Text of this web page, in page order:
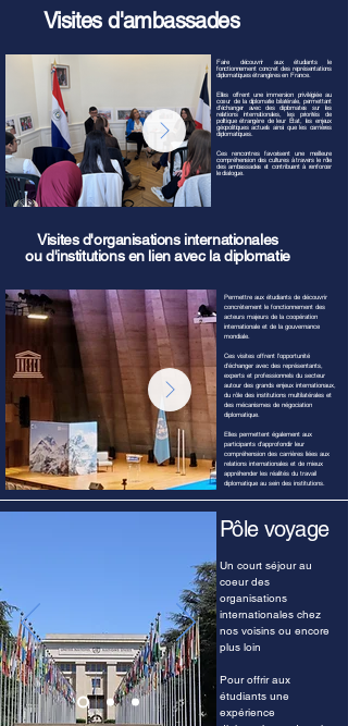
Visites d'ambassades
Faire découvrir aux étudiants le
fonctionnement concret des représentations
diplomatiques étrangères en France.
Elles offrent une immersion privilégiée au
cœur de la diplomatie bilatérale, permettant
d'échanger avec des diplomates sur les
relations internationales, les priorités de
politique étrangère de leur État, les enjeux
géopolitiques actuels ainsi que les carrières
diplomatiques.
Ces rencontres favorisent une meilleure
compréhension des cultures à travers le rôle
des ambassades et contribuent à renforcer
le dialogue.
Visites d'organisations internationales
ou d'institutions en lien avec la diplomatie
Permettre aux étudiants de découvrir
concrètement le fonctionnement des
acteurs majeurs de la coopération
internationale et de la gouvernance
mondiale.
Ces visites offrent l'opportunité
d'échanger avec des représentants,
experts et professionnels du secteur
autour des grands enjeux internationaux,
du rôle des institutions multilatérales et
des mécanismes de négociation
diplomatique.
Elles permettent également aux
participants d'approfondir leur
compréhension des carrières liées aux
relations internationales et de mieux
appréhender les réalités du travail
diplomatique au sein des institutions.
Pôle voyage
Un court séjour au
coeur des
organisations
internationales chez
nos voisins ou encore
plus loin
Pour offrir aux
étudiants une
expérience